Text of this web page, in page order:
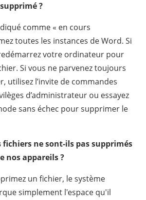
?
comme « en cours
toutes les instances de Word. Si
votre ordinateur pour
Si vous ne parvenez toujours
utilisez l’invite de commandes
d’administrateur ou essayez
sans échec pour supprimer le
fichiers ne sont-ils pas supprimés
nos appareils ?
un fichier, le système
simplement l'espace qu'il